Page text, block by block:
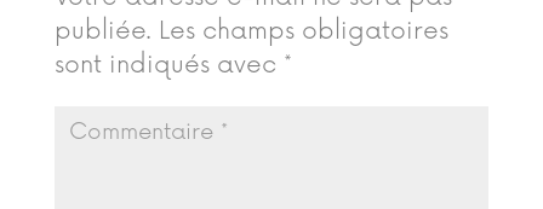
publiée. Les champs obligatoires
sont indiqués avec *